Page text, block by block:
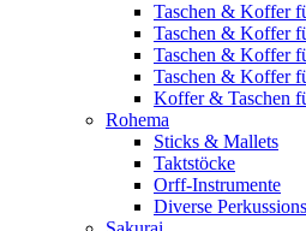
Taschen & Koffer
Taschen & Koffer
Taschen & Koffer
Taschen & Koffer
Koffer & Taschen
Rohema
Sticks & Mallets
Taktstöcke
Orff-Instrumente
Diverse